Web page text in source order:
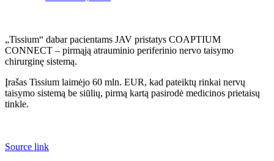
„Tissium“ dabar pacientams JAV pristatys COAPTIUM
CONNECT – pirmąją atrauminio periferinio nervo taisymo
chirurginę sistemą.
Įrašas Tissium laimėjo 60 mln. EUR, kad pateiktų rinkai nervų
taisymo sistemą be siūlių, pirmą kartą pasirodė medicinos prietaisų
tinkle.
Source link